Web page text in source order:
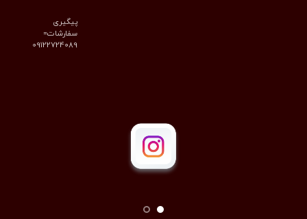
پیگیری
سفارشات=
09122724089